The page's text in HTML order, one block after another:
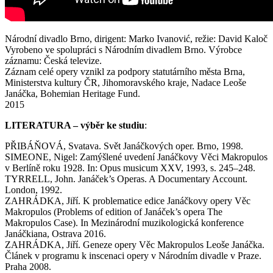
Národní divadlo Brno, dirigent: Marko Ivanović, režie: David Kaloč
Vyrobeno ve spolupráci s Národním divadlem Brno. Výrobce
záznamu: Česká televize.
Záznam celé opery vznikl za podpory statutárního města Brna,
Ministerstva kultury ČR, Jihomoravského kraje, Nadace Leoše
Janáčka, Bohemian Heritage Fund.
2015
LITERATURA – výběr ke studiu:
PŘIBÁŇOVÁ, Svatava. Svět Janáčkových oper. Brno, 1998.
SIMEONE, Nigel: Zamýšlené uvedení Janáčkovy Věci Makropulos
v Berlíně roku 1928. In: Opus musicum XXV, 1993, s. 245–248.
TYRRELL, John. Janáček’s Operas. A Documentary Account.
London, 1992.
ZAHRÁDKA, Jiří. K problematice edice Janáčkovy opery Věc
Makropulos (Problems of edition of Janáček’s opera The
Makropulos Case). In Mezinárodní muzikologická konference
Janáčkiana, Ostrava 2016.
ZAHRÁDKA, Jiří. Geneze opery Věc Makropulos Leoše Janáčka.
Článek v programu k inscenaci opery v Národním divadle v Praze.
Praha 2008.